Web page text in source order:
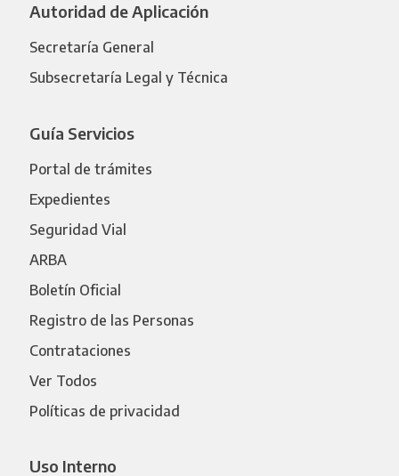
Autoridad de Aplicación
Secretaría General
Subsecretaría Legal y Técnica
Guía Servicios
Portal de trámites
Expedientes
Seguridad Vial
ARBA
Boletín Oficial
Registro de las Personas
Contrataciones
Ver Todos
Políticas de privacidad
Uso Interno